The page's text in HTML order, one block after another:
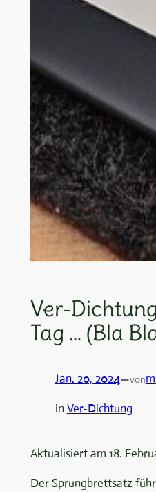
Ver-
Tag … (Bla
Jan. 20, 2024—von
inVer-Dichtung
Aktualisiert am 18.
Der Sprungbrettsatz